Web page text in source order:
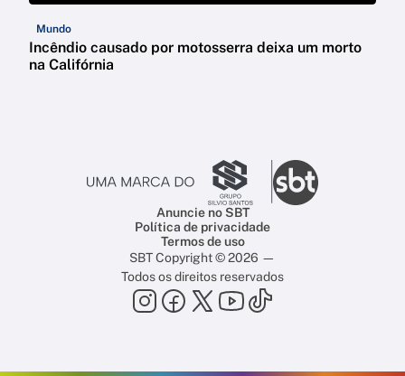
Mundo
Incêndio causado por motosserra deixa um morto
na Califórnia
Anuncie no SBT
Política de privacidade
Termos de uso
SBT Copyright © 2026 —
Todos os direitos reservados